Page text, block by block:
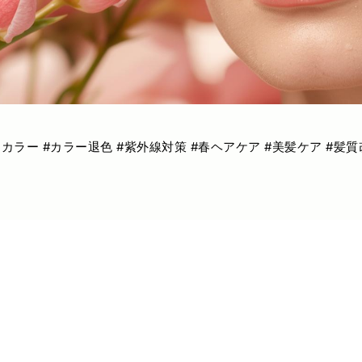
ラー #カラー退色 #紫外線対策 #春ヘアケア #美髪ケア #髪